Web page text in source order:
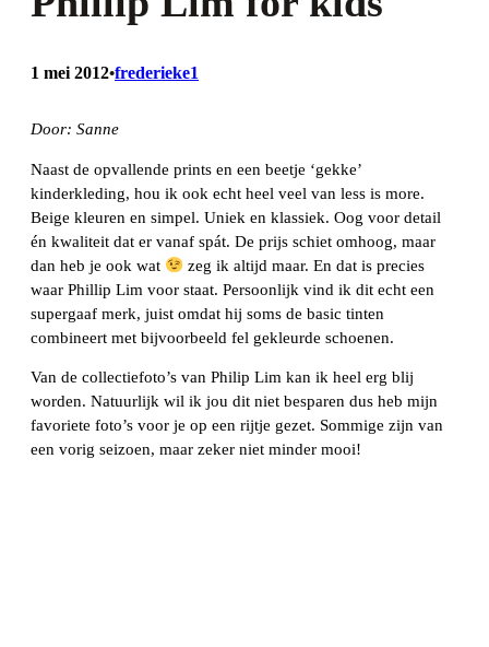
1 mei 2012•frederieke1
Door: Sanne
Naast de opvallende prints en een beetje ‘gekke’
kinderkleding, hou ik ook echt heel veel van less is more.
Beige kleuren en simpel. Uniek en klassiek. Oog voor detail
én kwaliteit dat er vanaf spát. De prijs schiet omhoog, maar
dan heb je ook wat
zeg ik altijd maar. En dat is precies
waar Phillip Lim voor staat. Persoonlijk vind ik dit echt een
supergaaf merk, juist omdat hij soms de basic tinten
combineert met bijvoorbeeld fel gekleurde schoenen.
Van de collectiefoto’s van Philip Lim kan ik heel erg blij
worden. Natuurlijk wil ik jou dit niet besparen dus heb mijn
favoriete foto’s voor je op een rijtje gezet. Sommige zijn van
een vorig seizoen, maar zeker niet minder mooi!